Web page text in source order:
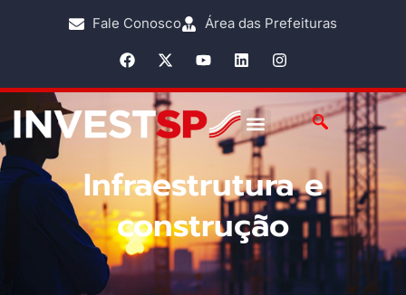
Fale Conosco Área das Prefeituras
Infraestrutura e
construção